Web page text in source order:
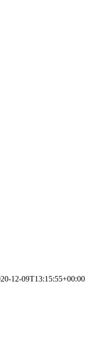
12-09T13:15:55+00:00